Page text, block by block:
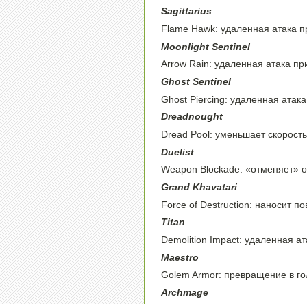
Sagittarius
Flame Hawk: удаленная атака
Moonlight Sentinel
Arrow Rain: удаленная атака
Ghost Sentinel
Ghost Piercing: удаленная
Dreadnought
Dread Pool: уменьшает
Duelist
Weapon Blockade: «отменяет»
Grand Khavatari
Force of Destruction: наносит
Titan
Demolition Impact: удаленная
Maestro
Golem Armor: превращение в
Archmage